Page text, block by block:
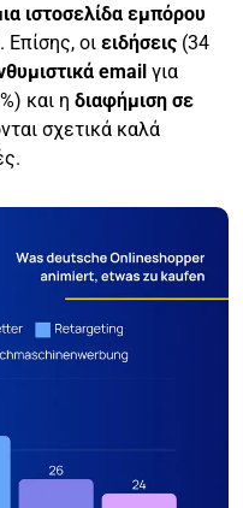
ιστοσελίδα εμπόρου
Επίσης, οι ειδήσεις (34
email για
και η διαφήμιση σε
σχετικά καλά